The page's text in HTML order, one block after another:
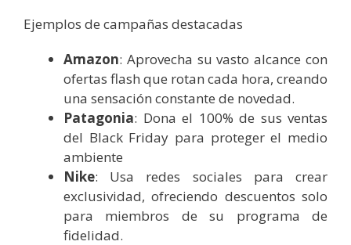
Ejemplos de campañas destacadas
Amazon: Aprovecha su vasto alcance con
ofertas flash que rotan cada hora, creando
una sensación constante de novedad.
Patagonia: Dona el 100% de sus ventas
del Black Friday para proteger el medio
ambiente
Nike: Usa redes sociales para crear
exclusividad, ofreciendo descuentos solo
para miembros de su programa de
fidelidad.